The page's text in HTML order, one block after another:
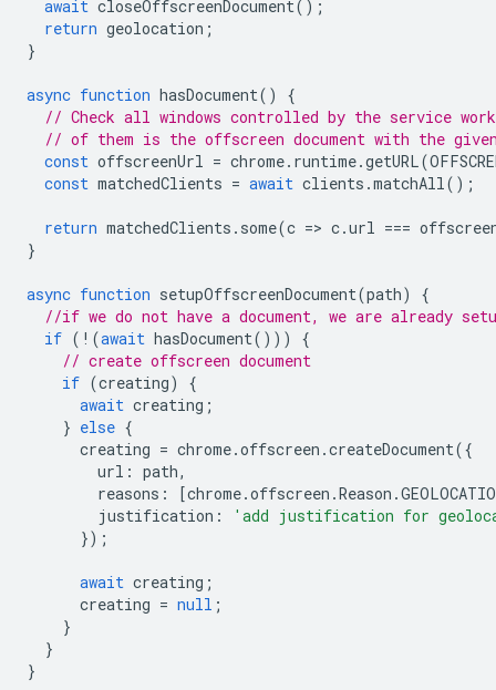
await closeOffscreenDocument();
return geolocation ;
}
async function hasDocument()
{
// Check all windows controlled by the service
// of them is the offscreen document with the
const offscreenUrl = chrome. runtime.getURL(
const matchedClients = await clients .matchAll ();
return matchedClients . some(c => c.url ===
}
async function setupOffscreenDocument(path)
{
//if we do not have a document, we are already
if ( ! (await hasDocument()))
{
// create offscreen document
if (creating)
{
await creating ;
} else {
creating = chrome.offscreen .createDocument({
url : path,
reasons : [chrome.offscreen .Reason .
justification :
'add justification for
});
await creating ;
creating = null ;
}
}
}